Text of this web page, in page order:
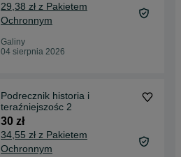
29,38 zł z Pakietem
Ochronnym
Galiny
04 sierpnia 2026
Podrecznik historia i
teraźniejszośc 2
30 zł
34,55 zł z Pakietem
Ochronnym